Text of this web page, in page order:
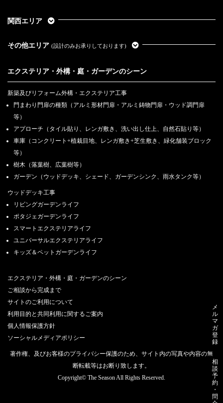
関西エリア
その他エリア (設計のみお承りしております)
エクステリア・外構・庭・ガーデンのシーン
新築及びリフォーム外構・エクステリア工事
門まわり門扉の種類（アルミ形材門扉・アルミ鋳物門扉・ウッド調門扉
等）
アプローチ（タイル貼り、レンガ敷き、洗い出し仕上、自然石貼り等）
車庫（コンクリート+植栽目地、レンガ敷き+芝生敷き、緑化舗装ブロック
等）
樹木（落葉樹、広葉樹等）
ガーデン（ウッドデッキ、シェード、ガーデンシンク、雨水タンク等）
ウッドデッキ工事
リビングガーデンライフ
ポタジェガーデンライフ
スマートエクステリアライフ
ユニバーサルエクステリアライフ
キッズ＆ペットガーデンライフ
エクステリア・外構・庭・ガーデンのシーン
ご相談から完成まで
サイトのご利用について
利用目的と共同利用に関するご案内
個人情報保護方針
ソーシャルメディアポリシー
著作権、及びお客様のプライバシー保護のため、サイト内の写真や内容の無
断転載等はお断り致します。
Copyright© The Season All Rights Reserved.
メ
ル
マ
ガ
登
録
相
談
予
約
・
問